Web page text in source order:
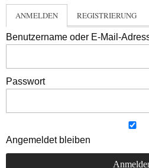
ANMELDEN REGISTRIERUNG
Benutzername oder E-Mail-
Passwort
Angemeldet bleiben